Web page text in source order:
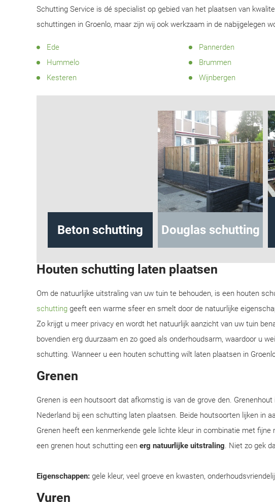
Schutting Service is dé specialist op gebied van het plaatsen van
schuttingen in Groenlo, maar zijn wij ook werkzaam in de nabijgelegen
Ede Pannerden
Hummelo
Brummen
Kesteren
Wijnbergen
Beton schutting Douglas schutting
Houten schutting laten plaatsen
Om de natuurlijke uitstraling van uw tuin te behouden, is een houten
schutting geeft een warme sfeer en smelt door de natuurlijke
Zo krijgt u meer privacy en wordt het natuurlijk aanzicht van uw tuin
bovendien erg duurzaam en zo goed als onderhoudsarm, waardoor u
schutting. Wanneer u een houten schutting wilt laten plaatsen in
Grenen
Grenen is een houtsoort dat afkomstig is van de grove den.
Nederland bij een schutting laten plaatsen. Beide houtsoorten lijken in
Grenen heeft een kenmerkende gele lichte kleur in combinatie met
een grenen hout schutting een erg natuurlijke uitstraling. Niet zo gek
Eigenschappen: gele kleur, veel groeve en kwasten,
Vuren